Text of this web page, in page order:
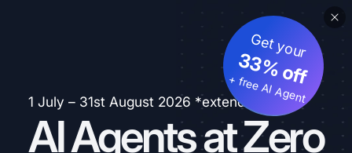
1 July – 31st August 2026 *extended
AI Agents at Zero
Get your
33% off
+ free AI Agent